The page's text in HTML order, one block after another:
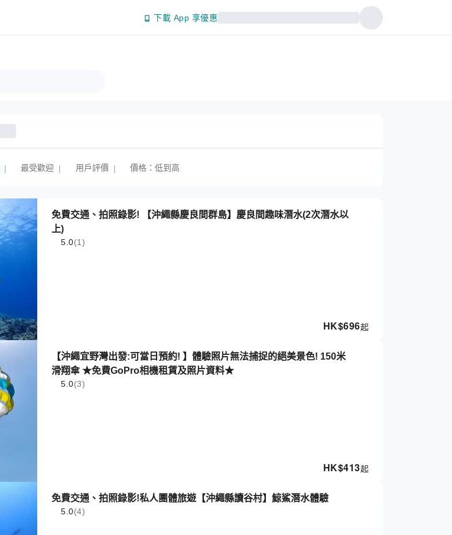
下載 App 享優惠
| 最受歡迎 | 用戶評價 | 價格：低到高
免費交通、拍照錄影! 【沖繩縣慶良間群島】慶良間趣味潛水(2次潛水以
上)
5.0(1)
HK$696起
【沖繩宜野灣出發:可當日預約! 】體驗照片無法捕捉的絕美景色! 150米
滑翔傘 ★免費GoPro相機租賃及照片資料★
5.0(3)
HK$413起
免費交通、拍照錄影!私人團體旅遊【沖繩縣讀谷村】鯨鯊潛水體驗
5.0(4)